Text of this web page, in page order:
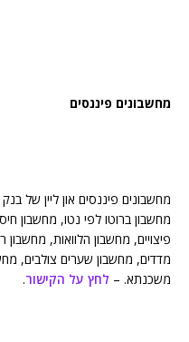
מחשבונים פיננסים
מחשבונים פיננסים און ליין של
מחשבון ברוטו לפי נטו, מחשבון
פיצויים, מחשבון הלוואות,
מדדים, מחשבון שערים צולבים,
משכנתא. – לחץ על הקישור.